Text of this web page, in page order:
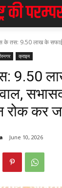
के तस: 9.50 लाख के सफाई
क्राइम
9.50
सभासद
रोक कर
June 10, 2026